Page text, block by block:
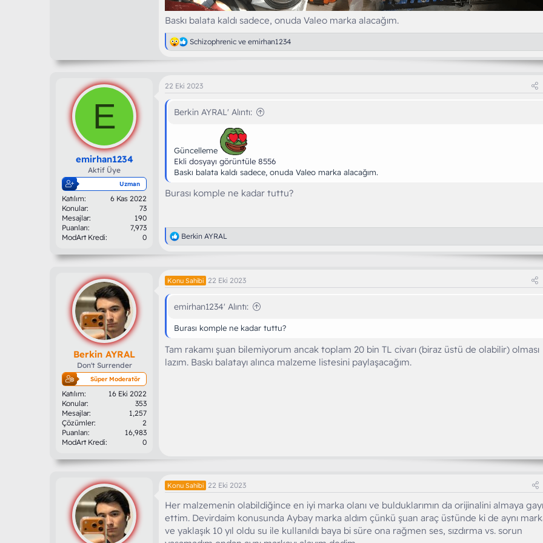
Baskı balata kaldı sadece, onuda Valeo marka alacağım.
T
e
l
r
:
Schizophrenic ve emirhan1234
E
emirhan1234
Aktif Üye
Uzman
Katılım
6 Kas 2022
Konular
73
Mesajlar
190
Puanları
7,973
ModArt Kredi
0
22 Eki 2023
Berkin AYRAL' Alıntı:
Güncelleme
Ekli dosyayı görüntüle 8556
Baskı balata kaldı sadece, onuda Valeo marka alacağım.
Burası komple ne kadar tuttu?
T
e
i
l
r
Berkin AYRAL
Berkin AYRAL
Don't Surrender
Süper Moderatör
Katılım
16 Eki 2022
Konular
353
Mesajlar
1,257
Çözümler
2
Puanları
16,983
ModArt Kredi
0
Konu Sahibi 22 Eki 2023
emirhan1234' Alıntı:
Burası komple ne kadar tuttu?
Tam rakamı şuan bilemiyorum ancak toplam 20 bin TL civarı (biraz üstü de olabilir) olması
lazım. Baskı balatayı alınca malzeme listesini paylaşacağım.
Konu Sahibi 22 Eki 2023
Her malzemenin olabildiğince en iyi marka olanı ve bulduklarımın da orijinalini almaya
ettim. Devirdaim konusunda Aybay marka aldım çünkü şuan araç üstünde ki de aynı
ve yaklaşık 10 yıl oldu su ile kullanıldı baya bi süre ona rağmen ses, sızdırma vs. sorun